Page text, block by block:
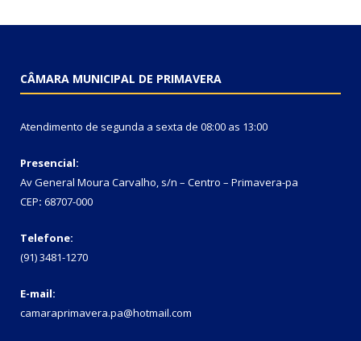
CÂMARA MUNICIPAL DE PRIMAVERA
Atendimento de segunda a sexta de 08:00 as 13:00
Presencial:
Av General Moura Carvalho, s/n – Centro – Primavera-pa
CEP: 68707-000
Telefone:
(91) 3481-1270
E-mail:
camaraprimavera.pa@hotmail.com